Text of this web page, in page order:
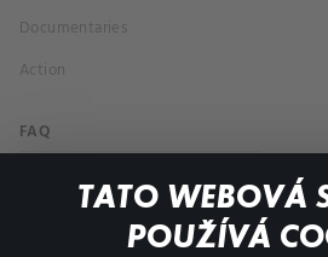
TATO WEBOVÁ
POUŽÍVÁ
Documentaries
Action
FAQ
My profile